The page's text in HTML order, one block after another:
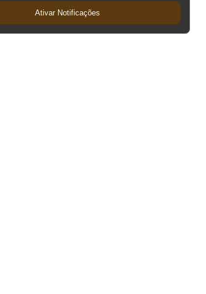
Ativar Notificações